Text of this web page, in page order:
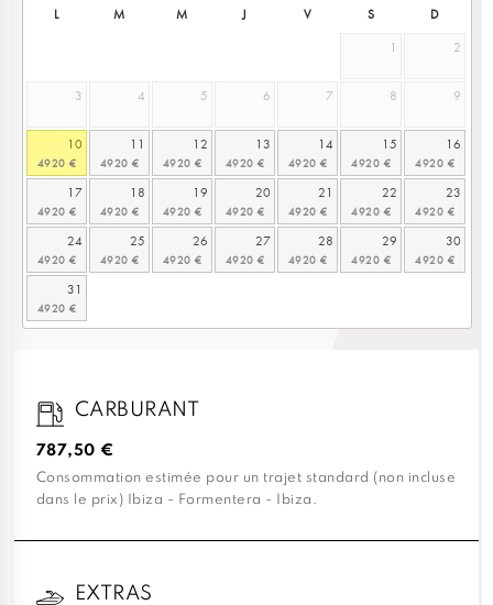
L M M J V S
D
1
2
3 4 5 6 7 8 9
10 11 12 13 14 15 16
17 18 19 20 21 22 23
24 25 26 27 28 29 30
31
CARBURANT
787,50 €
Consommation estimée pour un trajet standard (non incluse
dans le prix) Ibiza - Formentera - Ibiza.
EXTRAS